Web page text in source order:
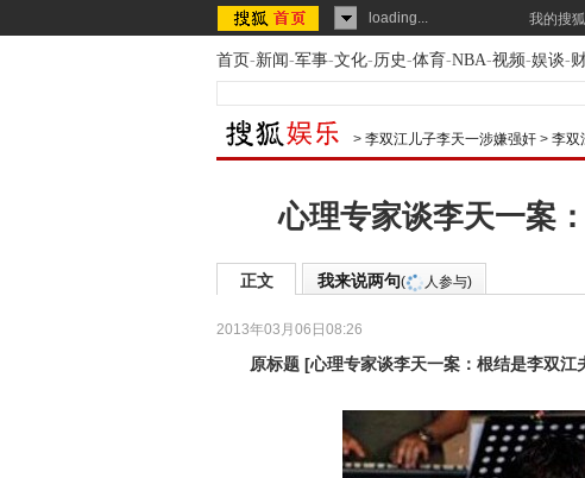
loading... 我的搜狐
首页-新闻-军事-文化-历史-体育-NBA-视频-娱谈-
> 李双江儿子李天一涉嫌强奸 > 李双
心理专家谈李天一案
正文 我来说两句( 人参与)
2013年03月06日08:26
原标题 [心理专家谈李天一案：根结是李双江